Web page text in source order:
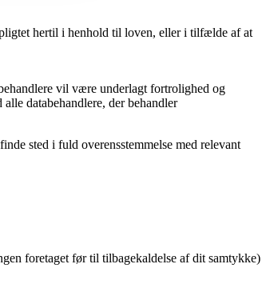
hertil i henhold til loven, eller i tilfælde af at
vil være underlagt fortrolighed og
databehandlere, der behandler
sted i fuld overensstemmelse med relevant
foretaget før til tilbagekaldelse af dit samtykke)